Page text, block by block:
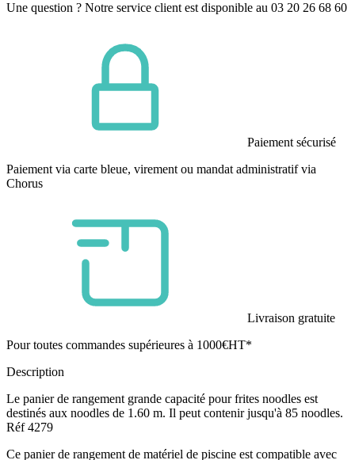
Une question ? Notre service client est disponible au 03 20 26 68 60
Paiement sécurisé
Paiement via carte bleue, virement ou mandat administratif via
Chorus
Livraison gratuite
Pour toutes commandes supérieures à 1000€HT*
Description
Le panier de rangement grande capacité pour frites noodles est
destinés aux noodles de 1.60 m. Il peut contenir jusqu'à 85 noodles.
Réf 4279
Ce panier de rangement de matériel de piscine est compatible avec